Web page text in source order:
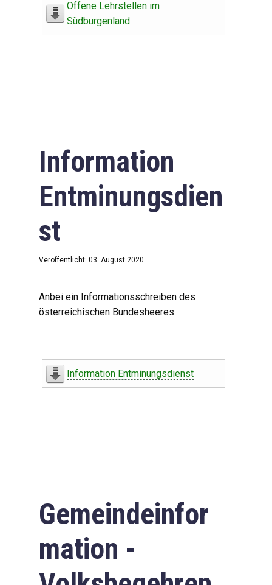
Offene Lehrstellen im
Südburgenland
Information
Entminungsdien
st
Veröffentlicht: 03. August 2020
Anbei ein Informationsschreiben des
österreichischen Bundesheeres:
Information Entminungsdienst
Gemeindeinfor
mation -